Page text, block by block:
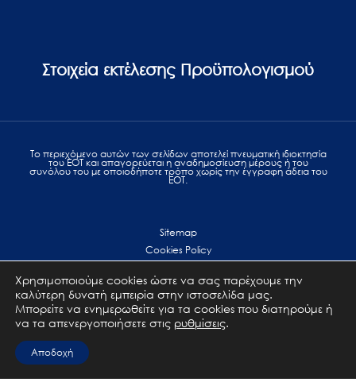
Στοιχεία εκτέλεσης Προϋπολογισμού
Το περιεχόμενο αυτών των σελίδων αποτελεί πvευματική ιδιοκτησία
του ΕΟΤ και απαγορεύεται η αναδημοσίευση μέρους ή του
συνόλου του με οποιοδήποτε τρόπο χωρίς την έγγραφη άδεια του
ΕΟΤ.
Sitemap
Cookies Policy
Terms of use
Επικοινωνία
Χρησιμοποιούμε cookies ώστε να σας παρέχουμε την
καλύτερη δυνατή εμπειρία στην ιστοσελίδα μας.
Μπορείτε να ενημερωθείτε για τα cookies που διατηρούμε ή
να τα απενεργοποιήσετε στις ρυθμίσεις.
Αποδοχή